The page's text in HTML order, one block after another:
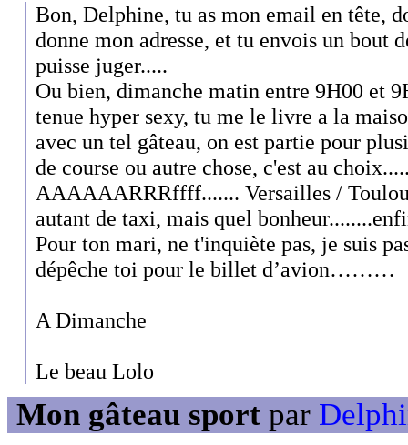
Bon, Delphine, tu as mon email en tête,
donne mon adresse, et tu envois un bout
puisse juger.....
Ou bien, dimanche matin entre 9H00 et
tenue hyper sexy, tu me le livre a la
avec un tel gâteau, on est partie pour
de course ou autre chose, c'est au
AAAAAARRRffff....... Versailles /
autant de taxi, mais quel
Pour ton mari, ne t'inquiète pas, je
dépêche toi pour le billet d’avion………
A Dimanche
Le beau Lolo
Mon gâteau sport par